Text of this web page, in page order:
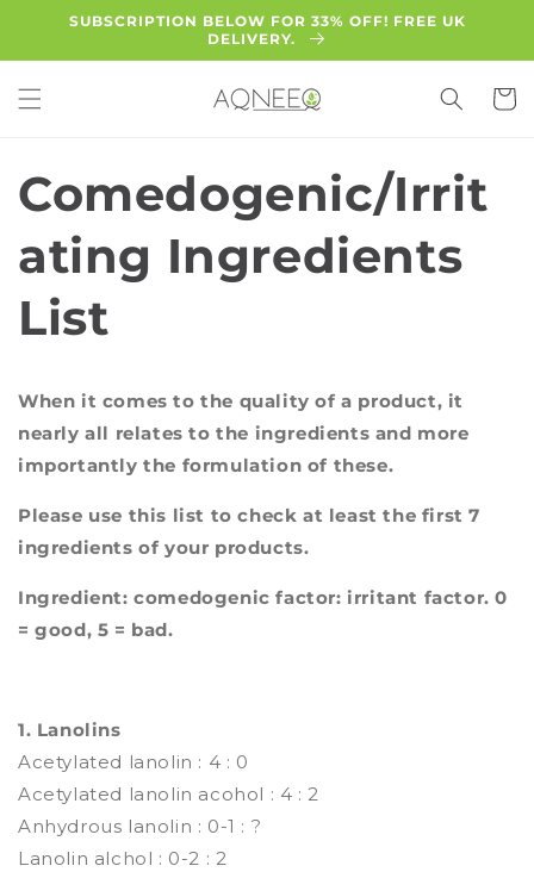
Skip to
SUBSCRIPTION BELOW FOR 33% OFF! FREE UK
DELIVERY.
Cart
Comedogenic/Irrit
ating Ingredients
List
When it comes to the quality of a product, it
nearly all relates to the ingredients and more
importantly the formulation of these.
Please use this list to check at least the first 7
ingredients of your products.
Ingredient: comedogenic factor: irritant factor. 0
= good, 5 = bad.
1. Lanolins
Acetylated lanolin : 4 : 0
Acetylated lanolin acohol : 4 : 2
Anhydrous lanolin : 0-1 : ?
Lanolin alchol : 0-2 : 2